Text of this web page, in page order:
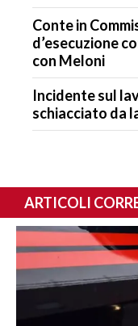
Conte in
d’esecuzione
con Meloni
Incidente sul
schiacciato da
ARTICOLI